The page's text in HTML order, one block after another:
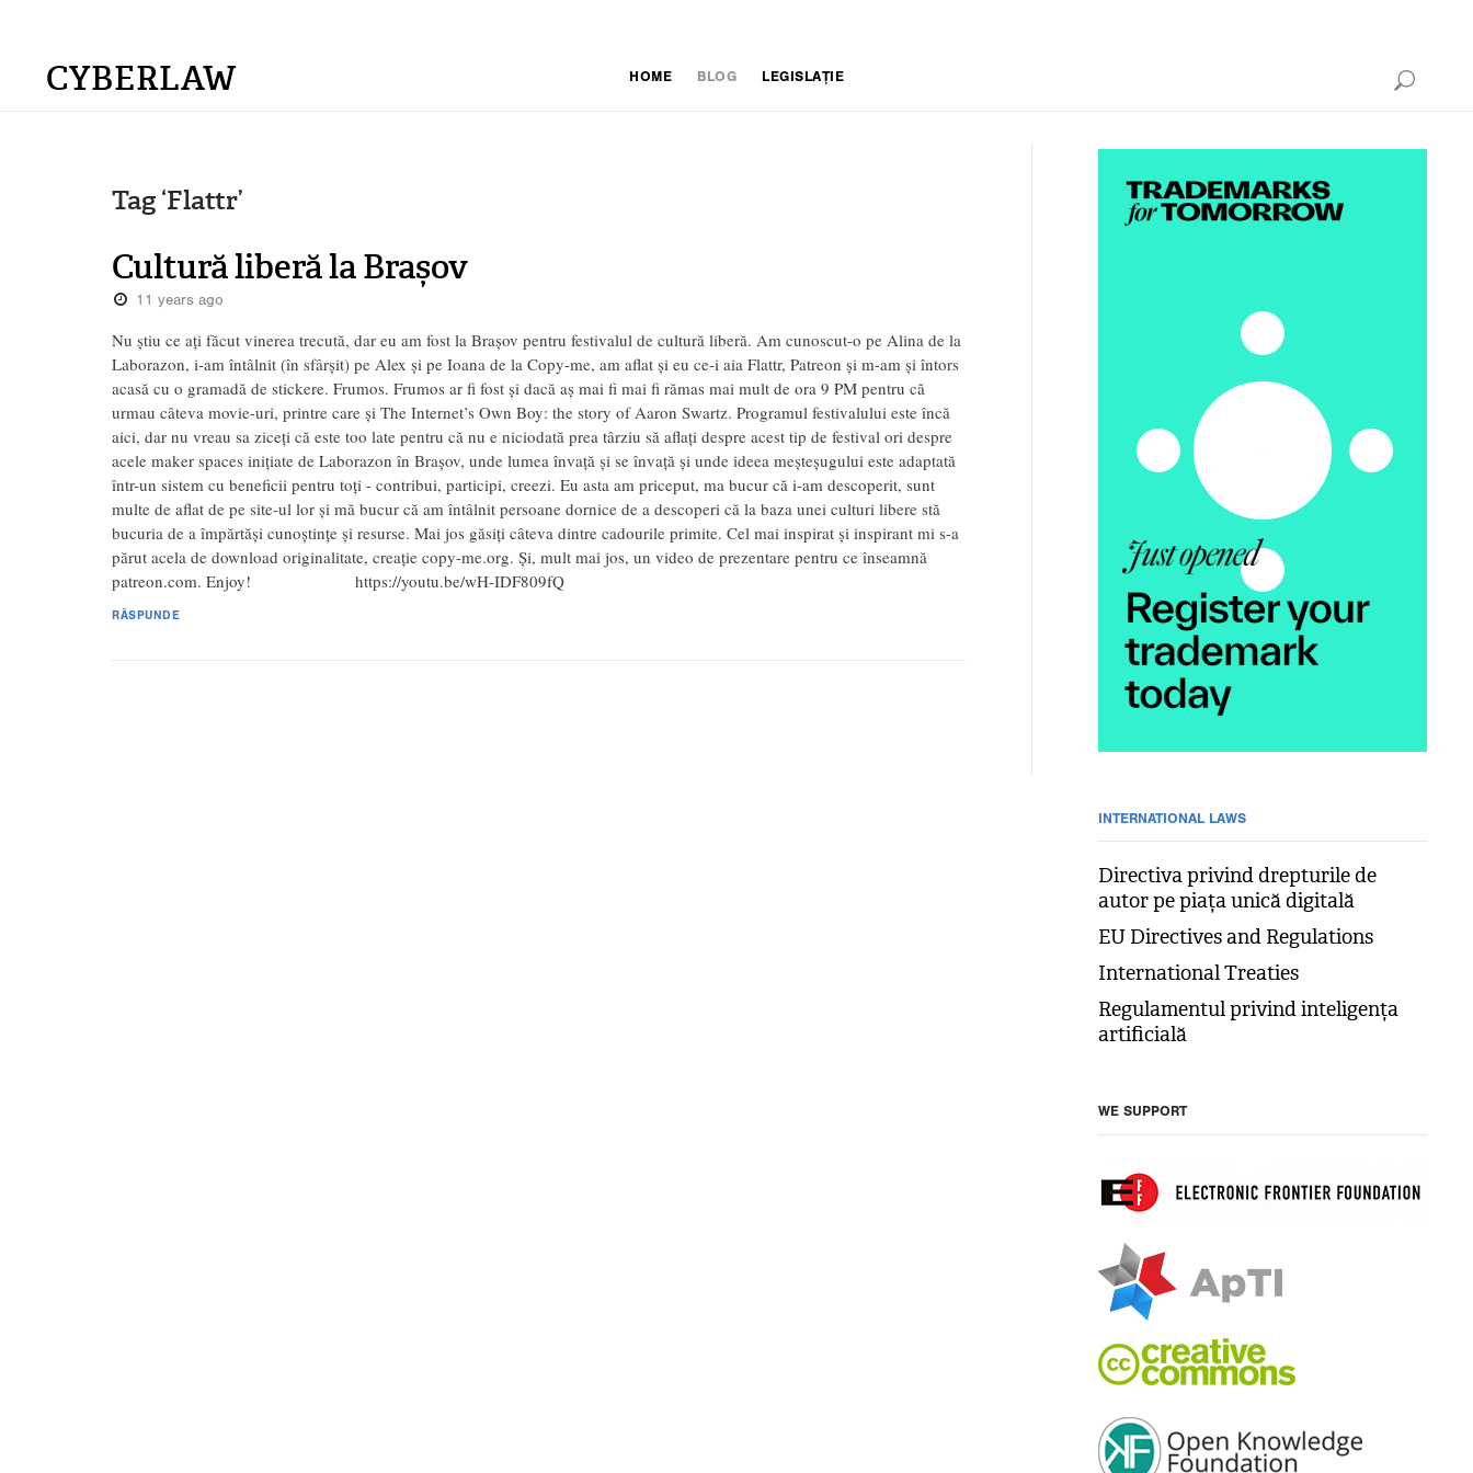
CYBERLAW HOME BLOG LEGISLAȚIE
Tag ‘Flattr’
Cultură liberă la Brașov
11 years ago
Nu știu ce ați făcut vinerea trecută, dar eu am fost la Brașov pentru festivalul de cultură liberă. Am cunoscut-o pe Alina de la
Laborazon, i-am întâlnit (în sfârșit) pe Alex și pe Ioana de la Copy-me, am aflat și eu ce-i aia Flattr, Patreon și m-am și întors
acasă cu o gramadă de stickere. Frumos. Frumos ar fi fost și dacă aș mai fi mai fi rămas mai mult de ora 9 PM pentru că
urmau câteva movie-uri, printre care și The Internet’s Own Boy: the story of Aaron Swartz. Programul festivalului este încă
aici, dar nu vreau sa ziceți că este too late pentru că nu e niciodată prea târziu să aflați despre acest tip de festival ori despre
acele maker spaces inițiate de Laborazon în Brașov, unde lumea învață și se învață și unde ideea meșteșugului este adaptată
într-un sistem cu beneficii pentru toți - contribui, participi, creezi. Eu asta am priceput, ma bucur că i-am descoperit, sunt
multe de aflat de pe site-ul lor și mă bucur că am întâlnit persoane dornice de a descoperi că la baza unei culturi libere stă
bucuria de a împărtăși cunoștințe și resurse. Mai jos găsiți câteva dintre cadourile primite. Cel mai inspirat și inspirant mi s-a
părut acela de download originalitate, creație copy-me.org. Și, mult mai jos, un video de prezentare pentru ce înseamnă
patreon.com. Enjoy! https://youtu.be/wH-IDF809fQ
RĂSPUNDE
INTERNATIONAL LAWS
Directiva privind drepturile de
autor pe piața unică digitală
EU Directives and Regulations
International Treaties
Regulamentul privind inteligența
artificială
WE SUPPORT